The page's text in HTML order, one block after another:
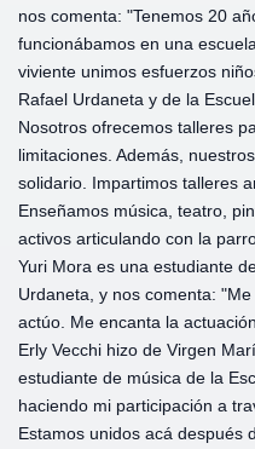
nos comenta: "Tenemos 20
funcionábamos en una
viviente unimos esfuerzos
Rafael Urdaneta y de la
Nosotros ofrecemos talleres
limitaciones. Además,
solidario. Impartimos talleres
Enseñamos música, teatro,
activos articulando con la
Yuri Mora es una estudiante
Urdaneta, y nos comenta:
actúo. Me encanta la
Erly Vecchi hizo de Virgen
estudiante de música de la
haciendo mi participación a
Estamos unidos acá después